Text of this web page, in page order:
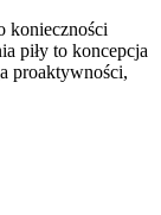
konieczności
piły to koncepcja
proaktywności,